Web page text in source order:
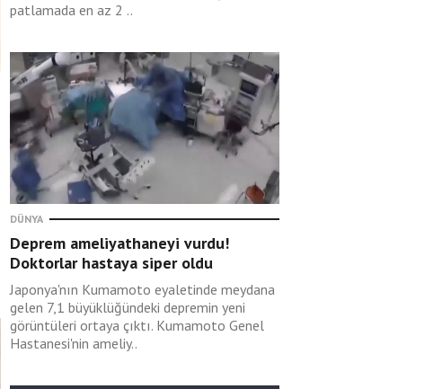
patlamada en az 2 ..
DÜNYA
Deprem ameliyathaneyi vurdu!
Doktorlar hastaya siper oldu
Japonya'nın Kumamoto eyaletinde meydana
gelen 7,1 büyüklüğündeki depremin yeni
görüntüleri ortaya çıktı. Kumamoto Genel
Hastanesi'nin ameliy..